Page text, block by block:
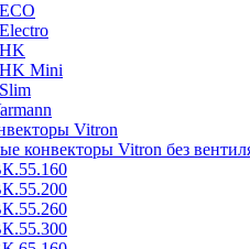
Mini
Vitron
конвекторы Vitron без